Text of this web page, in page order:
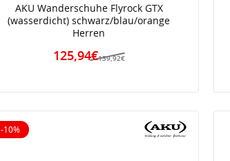
AKU Wanderschuhe Flyrock GTX
(wasserdicht) schwarz/blau/orange
Herren
139,92€
125,94€
-10%
10% reduziert